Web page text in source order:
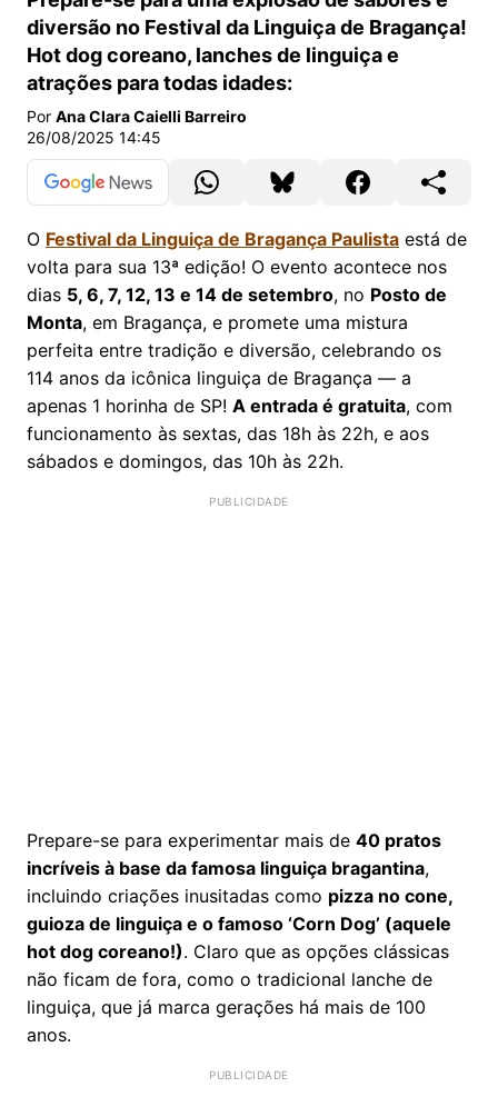
diversão no Festival da Linguiça de Bragança!
Hot dog coreano, lanches de linguiça e
atrações para todas idades:
Por Ana Clara Caielli Barreiro
26/08/2025 14:45
O Festival da Linguiça de Bragança Paulista está de
volta para sua 13ª edição! O evento acontece nos
dias 5, 6, 7, 12, 13 e 14 de setembro, no Posto de
Monta, em Bragança, e promete uma mistura
perfeita entre tradição e diversão, celebrando os
114 anos da icônica linguiça de Bragança — a
apenas 1 horinha de SP! A entrada é gratuita, com
funcionamento às sextas, das 18h às 22h, e aos
sábados e domingos, das 10h às 22h.
Prepare-se para experimentar mais de 40 pratos
incríveis à base da famosa linguiça bragantina,
incluindo criações inusitadas como pizza no cone,
guioza de linguiça e o famoso ‘Corn Dog’ (aquele
hot dog coreano!). Claro que as opções clássicas
não ficam de fora, como o tradicional lanche de
linguiça, que já marca gerações há mais de 100
anos.